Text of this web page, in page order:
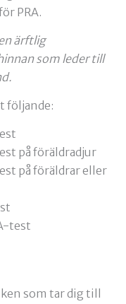
PRA.
ärftlig
som leder till
följande:
på föräldradjur
på föräldrar eller
test
som tar dig till